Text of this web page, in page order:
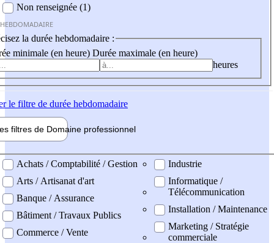
Non renseignée (1)
la durée hebdomadaire :
minimale (en heure) Durée maximale (en heure)
heures
le filtre de durée hebdomadaire
filtres de Domaine professionnel
professionel
Achats / Comptabilité / Gestion
Arts / Artisanat d'art
Banque / Assurance
Bâtiment / Travaux Publics
Commerce / Vente
Industrie
Informatique /
Télécommunication
Installation / Maintenance
Marketing / Stratégie
commerciale